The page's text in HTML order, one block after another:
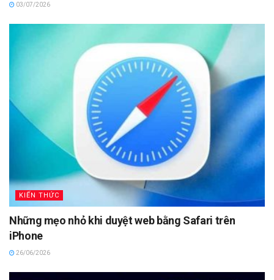
03/07/2026
KIẾN THỨC
Những mẹo nhỏ khi duyệt web bằng Safari trên
iPhone
26/06/2026